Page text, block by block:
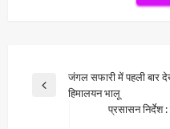
Post
navigation
Previous
जंगल सफारी में पहली बार
हिमालयन भालू
प्रसासन